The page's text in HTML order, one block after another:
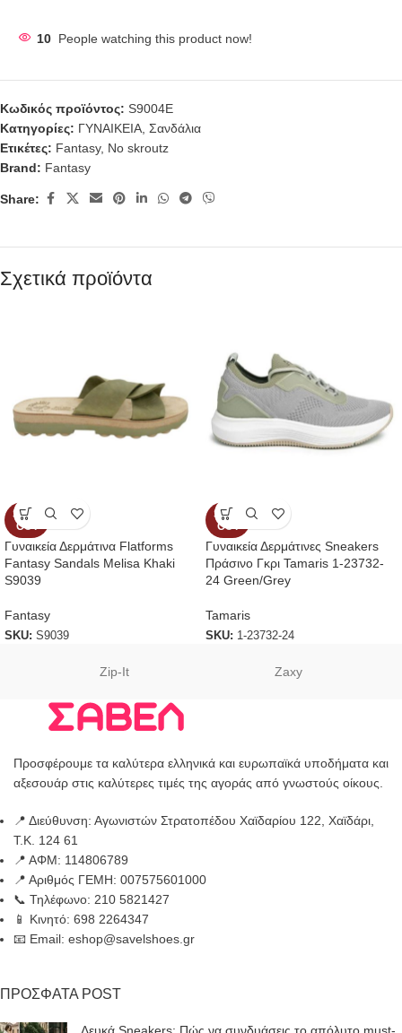
10 People watching this product now!
Κωδικός προϊόντος: S9004E
Κατηγορίες: ΓΥΝΑΙΚΕΙΑ Σανδάλια
Ετικέτες: Fantasy, No skroutz
Brand: Fantasy
Share:
Σχετικά προϊόντα
SOLD
OUT
Γυναικεία Δερμάτινα Flatforms
Fantasy Sandals Melisa Khaki
S9039
Fantasy
SKU: S9039
SOLD
OUT
Γυναικεία Δερμάτινες Sneakers
Πράσινο Γκρι Tamaris 1-23732-
24 Green/Grey
Tamaris
SKU: 1-23732-24
Zip-It Zaxy
Προσφέρουμε τα καλύτερα ελληνικά και ευρωπαϊκά υποδήματα και
αξεσουάρ στις καλύτερες τιμές της αγοράς από γνωστούς οίκους.
📍 Διεύθυνση: Αγωνιστών Στρατοπέδου Χαϊδαρίου 122, Χαϊδάρι,
Τ.Κ. 124 61
📍 ΑΦΜ: 114806789
📍 Αριθμός ΓΕΜΗ: 007575601000
📞 Τηλέφωνο: 210 5821427
📱 Κινητό: 698 2264347
📧 Email: eshop@savelshoes.gr
ΠΡΟΣΦΑΤΑ POST